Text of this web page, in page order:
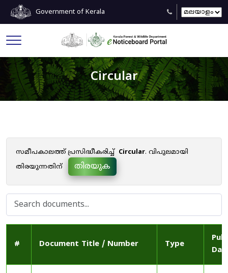
Government of Kerala
Circular
സമീപകാലത്ത് പ്രസിദ്ധീകരിച്ച് Circular. വിപുലമായി
തിരയുന്നതിന്
തിരയുക
# Document Title / Number Type